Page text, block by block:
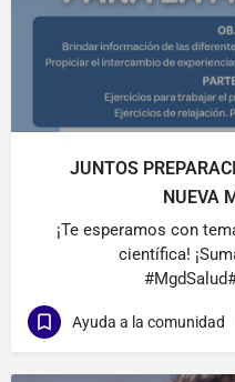
JUNTOS
NUEVA
¡Te esperamos con
científica!
Ayuda a la comunidad